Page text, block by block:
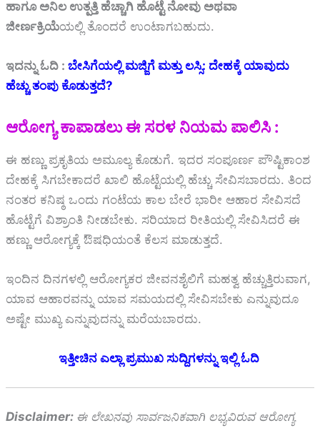
ಹಾಗೂ ಅನಿಲ ಉತ್ಪತ್ತಿ ಹೆಚ್ಚಾಗಿ ಹೊಟ್ಟೆ ನೋವು ಅಥವಾ
ಜೀರ್ಣಕ್ರಿಯೆಯಲ್ಲಿ ತೊಂದರೆ ಉಂಟಾಗಬಹುದು.
ಇದನ್ನು ಓದಿ : ಬೇಸಿಗೆಯಲ್ಲಿ ಮಜ್ಜಿಗೆ ಮತ್ತು ಲಸ್ಸಿ: ದೇಹಕ್ಕೆ ಯಾವುದು
ಹೆಚ್ಚು ತಂಪು ಕೊಡುತ್ತದೆ?
ಆರೋಗ್ಯ ಕಾಪಾಡಲು ಈ ಸರಳ ನಿಯಮ ಪಾಲಿಸಿ :
ಈ ಹಣ್ಣು ಪ್ರಕೃತಿಯ ಅಮೂಲ್ಯ ಕೊಡುಗೆ. ಇದರ ಸಂಪೂರ್ಣ ಪೌಷ್ಟಿಕಾಂಶ
ದೇಹಕ್ಕೆ ಸಿಗಬೇಕಾದರೆ ಖಾಲಿ ಹೊಟ್ಟೆಯಲ್ಲಿ ಹೆಚ್ಚು ಸೇವಿಸಬಾರದು. ತಿಂದ
ನಂತರ ಕನಿಷ್ಠ ಒಂದು ಗಂಟೆಯ ಕಾಲ ಬೇರೆ ಭಾರೀ ಆಹಾರ ಸೇವಿಸದೆ
ಹೊಟ್ಟೆಗೆ ವಿಶ್ರಾಂತಿ ನೀಡಬೇಕು. ಸರಿಯಾದ ರೀತಿಯಲ್ಲಿ ಸೇವಿಸಿದರೆ ಈ
ಹಣ್ಣು ಆರೋಗ್ಯಕ್ಕೆ ಔಷಧಿಯಂತೆ ಕೆಲಸ ಮಾಡುತ್ತದೆ.
ಇಂದಿನ ದಿನಗಳಲ್ಲಿ ಆರೋಗ್ಯಕರ ಜೀವನಶೈಲಿಗೆ ಮಹತ್ವ ಹೆಚ್ಚುತ್ತಿರುವಾಗ,
ಯಾವ ಆಹಾರವನ್ನು ಯಾವ ಸಮಯದಲ್ಲಿ ಸೇವಿಸಬೇಕು ಎನ್ನುವುದೂ
ಅಷ್ಟೇ ಮುಖ್ಯ ಎನ್ನುವುದನ್ನು ಮರೆಯಬಾರದು.
ಇತ್ತೀಚಿನ ಎಲ್ಲಾ ಪ್ರಮುಖ ಸುದ್ದಿಗಳನ್ನು ಇಲ್ಲಿ ಓದಿ
Disclaimer: ಈ ಲೇಖನವು ಸಾರ್ವಜನಿಕವಾಗಿ ಲಭ್ಯವಿರುವ ಆರೋಗ್ಯ